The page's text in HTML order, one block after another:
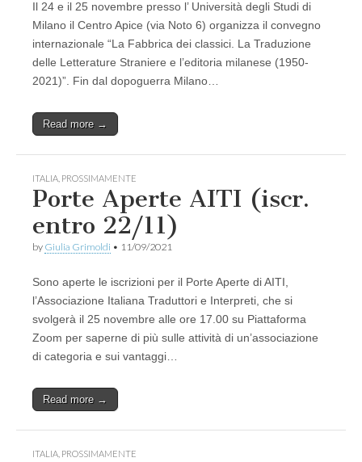
Il 24 e il 25 novembre presso l’ Università degli Studi di
Milano il Centro Apice (via Noto 6) organizza il convegno
internazionale “La Fabbrica dei classici. La Traduzione
delle Letterature Straniere e l’editoria milanese (1950-
2021)”. Fin dal dopoguerra Milano…
Read more →
ITALIA PROSSIMAMENTE
Porte Aperte AITI (iscr.
entro 22/11)
by Giulia Grimoldi • 11/09/2021
Sono aperte le iscrizioni per il Porte Aperte di AITI,
l’Associazione Italiana Traduttori e Interpreti, che si
svolgerà il 25 novembre alle ore 17.00 su Piattaforma
Zoom per saperne di più sulle attività di un’associazione
di categoria e sui vantaggi…
Read more →
ITALIA PROSSIMAMENTE